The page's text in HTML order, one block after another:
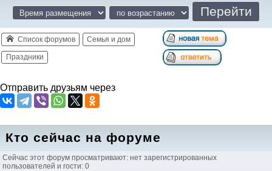
Список форумов Семья и дом
Праздники
Отправить друзьям через
Кто сейчас на форуме
Сейчас этот форум просматривают: нет зарегистрированных
пользователей и гости: 0